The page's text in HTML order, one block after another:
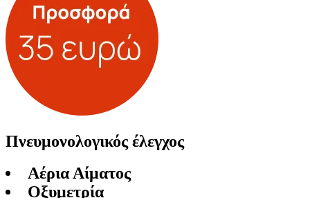
Πνευμονολογικός έλεγχος
Αέρια Αίματος
Οξυμετρία